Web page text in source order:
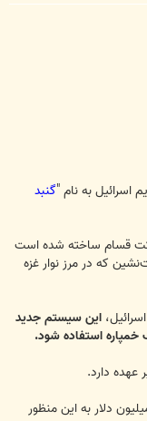
به نام "گنبد
قسام ساخته شده است
كه در مرز نوار غزه
اين سيستم جديد
استفاده شود.
دارد.
المرت نخست وزير رژيم اسرائیل، 200 ميليون دلار به اين منظور